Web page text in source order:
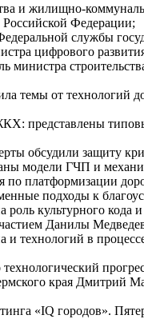
и жилищно-
Федерации;
службы
цифрового
министра
темы от
представлены
обсудили защиту
модели ГЧП и
по платформизации
подходы к
роль культурного
Данилы
технологий в
края Дмитрий
«IQ городов».